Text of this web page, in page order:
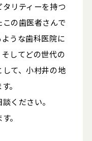
リティーを持つ
の歯医者さんで
うな歯科医院に
してどの世代の
て、小村井の地
。
ください。
。